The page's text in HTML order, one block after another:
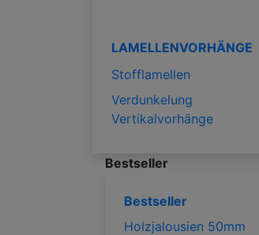
LAMELLENVORHÄNGE
Stofflamellen
Verdunkelung
Vertikalvorhänge
Bestseller
Bestseller
Holzjalousien 50mm